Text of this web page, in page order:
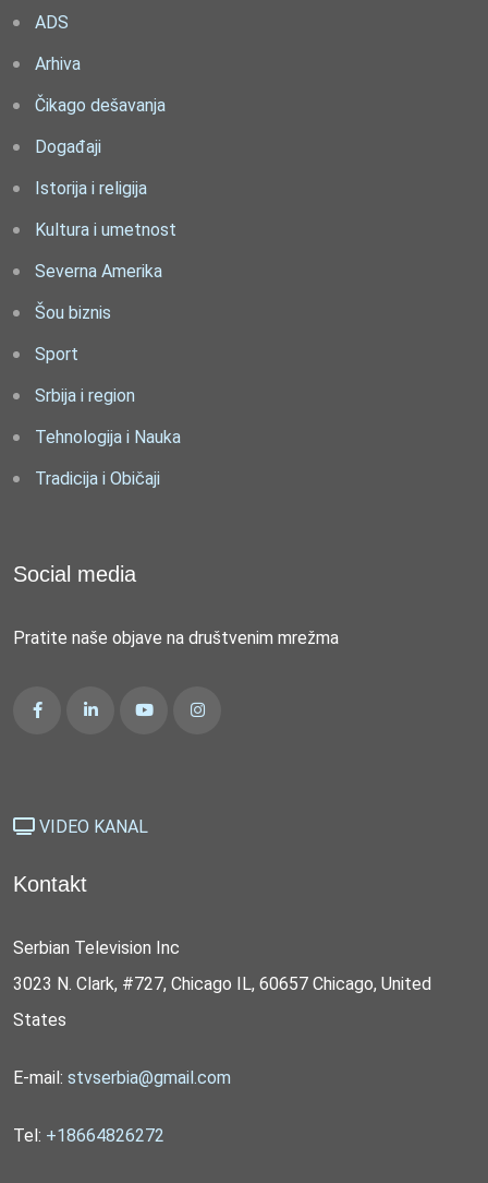
ADS
Arhiva
Čikago dešavanja
Događaji
Istorija i religija
Kultura i umetnost
Severna Amerika
Šou biznis
Sport
Srbija i region
Tehnologija i Nauka
Tradicija i Običaji
Social media
Pratite naše objave na društvenim mrežma
VIDEO KANAL
Kontakt
Serbian Television Inc
3023 N. Clark, #727, Chicago IL, 60657 Chicago, United
States
E-mail: stvserbia@gmail.com
Tel: +18664826272